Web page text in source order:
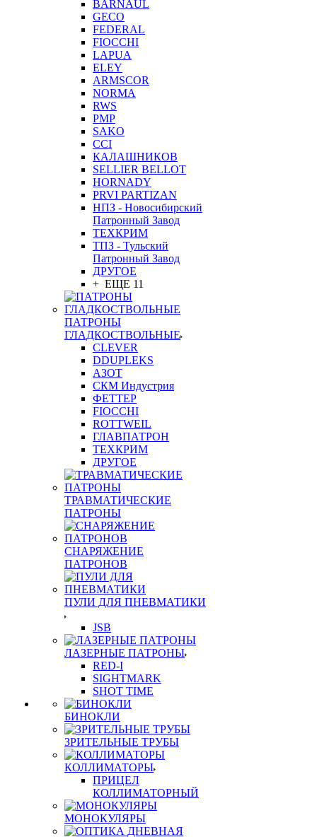
BARNAUL
GEСO
FEDERAL
FIOCCHI
LAPUA
ELEY
ARMSCOR
NORMA
RWS
PMP
SAKO
CCI
КАЛАШНИКОВ
SELLIER BELLOT
HORNADY
PRVI PARTIZAN
НПЗ - Новосибирский
Патронный Завод
ТЕХКРИМ
ТПЗ - Тульский
Патронный Завод
ДРУГОЕ
+ ЕЩЕ 11
ПАТРОНЫ
ГЛАДКОСТВОЛЬНЫЕ
CLEVER
DDUPLEKS
АЗОТ
СКМ Индустрия
ФЕТТЕР
FIOCCHI
ROTTWEIL
ГЛАВПАТРОН
ТЕХКРИМ
ДРУГОЕ
ТРАВМАТИЧЕСКИЕ
ПАТРОНЫ
СНАРЯЖЕНИЕ
ПАТРОНОВ
ПУЛИ ДЛЯ ПНЕВМАТИКИ
JSB
ЛАЗЕРНЫЕ ПАТРОНЫ
RED-I
SIGHTMARK
SHOT TIME
БИНОКЛИ
ЗРИТЕЛЬНЫЕ ТРУБЫ
КОЛЛИМАТОРЫ
ПРИЦЕЛ
КОЛЛИМАТОРНЫЙ
МОНОКУЛЯРЫ